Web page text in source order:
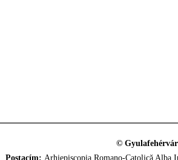
©
Postacím: Arhiepiscopia Romano-Catolică